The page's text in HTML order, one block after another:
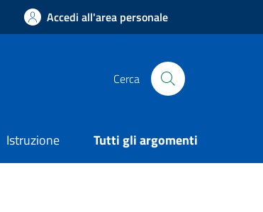
Accedi all'area personale
Cerca
Istruzione Tutti gli argomenti